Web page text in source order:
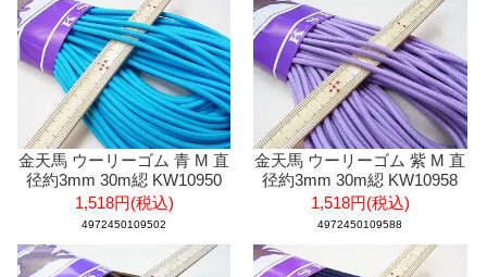
金天馬 ウーリーゴム 青 M 直
径約3mm 30m綛 KW10950
1,518円(税込)
4972450109502
金天馬 ウーリーゴム 紫 M 直
径約3mm 30m綛 KW10958
1,518円(税込)
4972450109588